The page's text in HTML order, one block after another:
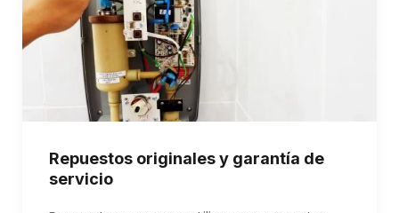
Repuestos originales y garantía de
servicio